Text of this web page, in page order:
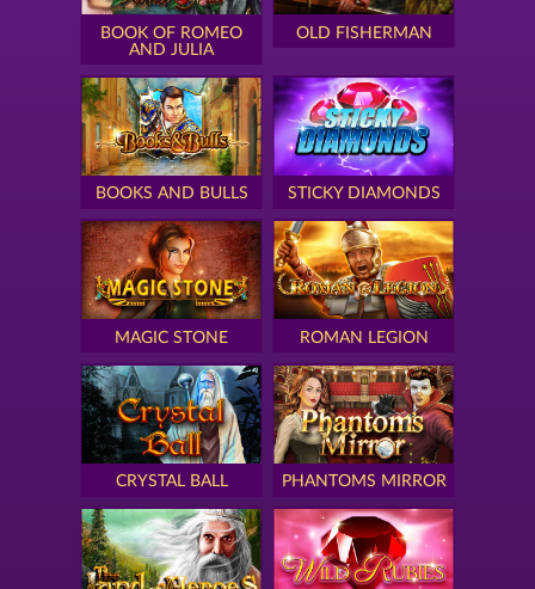
BOOK OF ROMEO
AND JULIA
OLD FISHERMAN
BOOKS AND BULLS STICKY DIAMONDS
MAGIC STONE ROMAN LEGION
CRYSTAL BALL PHANTOMS MIRROR